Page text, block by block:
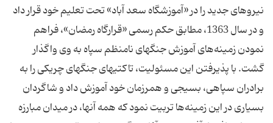
نیروهای جدید را در «آموزشگاه سعد آباد» تحت تعلیم خود قرار داد
و در سال 1363، مطابق حكم رسمی «قرارگاه رمضان»، فراهم
نمودن زمینه‌های آموزش جنگهای نامنظم سپاه به وی واگذار
گشت. با پذیرفتن این مسئولیت، تاكتیهای جنگهای چریكی را به
برادران سپاهی، بسیجی و همرزمان خود آموزش داد و شاگردان
بسیاری در این زمینه‌ها تربیت نمود كه همه آنها، در میدان مبارزه